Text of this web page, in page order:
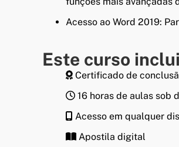
Acesso ao Word 2019:
Este curso
Certificado de
16 horas de aulas sob
Acesso em qualquer
Apostila digital